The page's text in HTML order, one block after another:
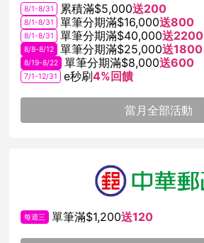
8/1-8/31 累積滿$5,000送200
8/1-8/31 單筆分期滿$16,000送800
8/1-8/31 單筆分期滿$40,000送2200
8/8-8/12 單筆分期滿$25,000送1800
8/19-8/22 單筆分期滿$8,000送600
7/1-12/31 e秒刷4%回饋
當月全部活動
每週三 單筆滿$1,200送120